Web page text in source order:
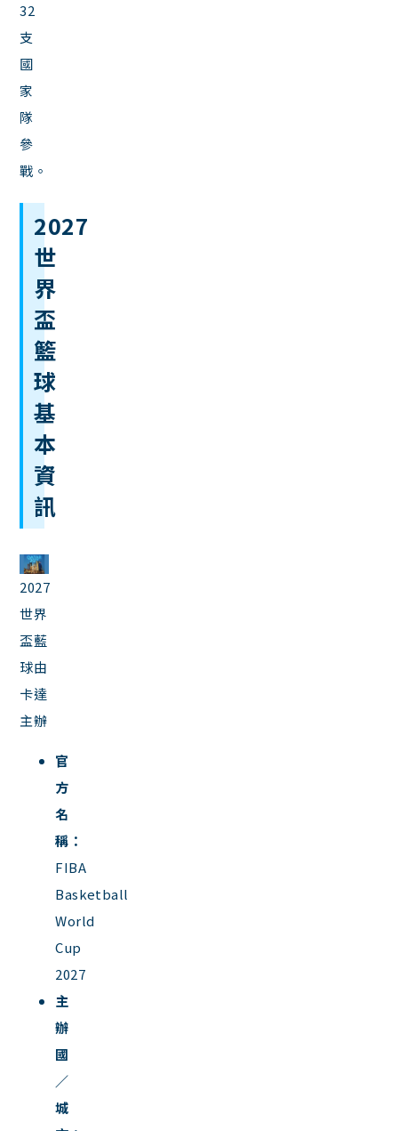
32
支
國
家
隊
參
戰。
2027
世
界
盃
籃
球
基
本
資
訊
2027
世界
盃藍
球由
卡達
主辦
官
方
名
稱：
FIBA
Basketball
World
Cup
2027
主
辦
國
／
城